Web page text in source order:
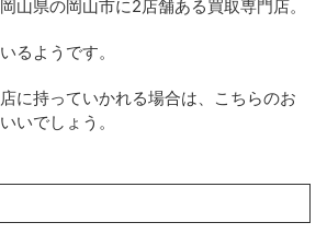
山県の岡山市に2店舗ある買取専門店。
るようです。
に持っていかれる場合は、こちらのお
いでしょう。